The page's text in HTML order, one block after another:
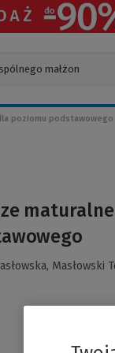
poziomu podstawowego
Masłowski